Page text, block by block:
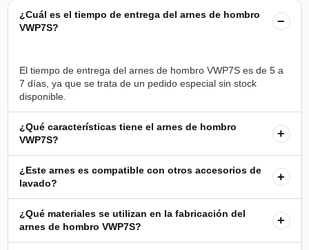
¿Cuál es el tiempo de entrega del arnes de hombro
VWP7S?
−
El tiempo de entrega del arnes de hombro VWP7S es de 5 a
7 días, ya que se trata de un pedido especial sin stock
¿Qué características tiene el arnes de hombro
VWP7S?
+
¿Este arnes es compatible con otros accesorios de
lavado?
+
¿Qué materiales se utilizan en la fabricación del
arnes de hombro VWP7S?
+